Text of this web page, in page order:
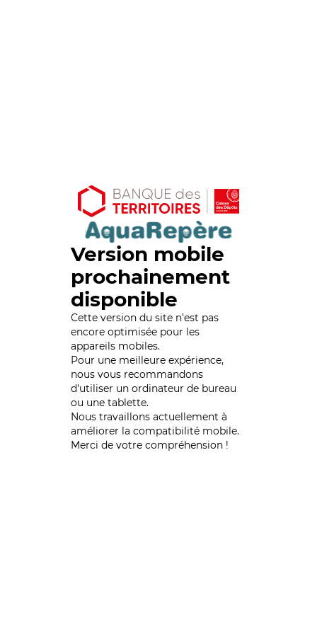
Version mobile
prochainement
disponible
Cette version du site n’est pas
encore optimisée pour les
appareils mobiles.
Pour une meilleure expérience,
nous vous recommandons
d'utiliser un ordinateur de bureau
ou une tablette.
Nous travaillons actuellement à
améliorer la compatibilité mobile.
Merci de votre compréhension !